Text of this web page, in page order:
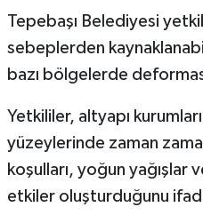
Tepebaşı Belediyesi
sebeplerden
bazı bölgelerde
Yetkililer, altyapı
yüzeylerinde zaman
koşulları, yoğun yağışlar
etkiler oluşturduğunu